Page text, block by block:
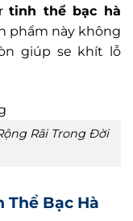
tinh thể bạc hà
phẩm này không
giúp se khít lỗ
Rãi Trong Đời
Thể Bạc Hà